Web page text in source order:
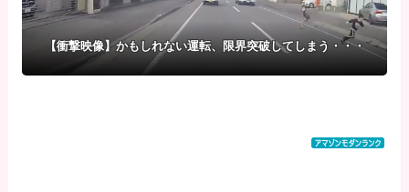
【衝撃映像】かもしれない運転、限界突破してしまう・・・